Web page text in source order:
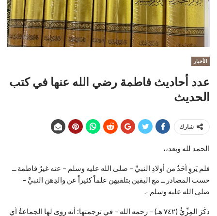
الأخبار
عدد أحاديث فاطمة رضي الله عنها في كتب
الحديث
شارك
الحمد لله وبعد،،
فلم يَروِ أحَدٌ من أولادِ النبيِّ – صلى الله عليه وسلم – عنه غيرُ فاطمة ــ
حسب المصادر ــ مع اليقين بتلقيهن علماً كثيراً عن والدِهن النبيَّ –
صلى الله عليه وسلم -.
ذكَرَ المِزِّيُّ (٧٤٢ هـ) – رحمه الله – في ترجمتها: أنه روى لها الجماعةُ أي